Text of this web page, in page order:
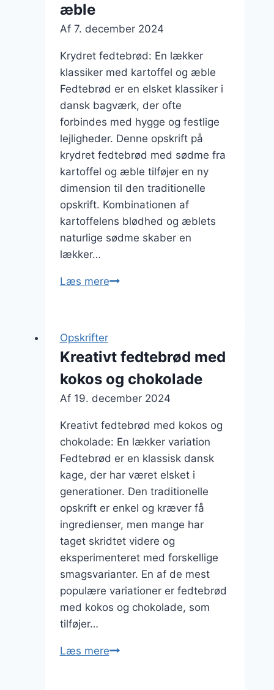
æble
Af 7. december 2024
Krydret fedtebrød: En lækker
klassiker med kartoffel og æble
Fedtebrød er en elsket klassiker i
dansk bagværk, der ofte
forbindes med hygge og festlige
lejligheder. Denne opskrift på
krydret fedtebrød med sødme fra
kartoffel og æble tilføjer en ny
dimension til den traditionelle
opskrift. Kombinationen af
kartoffelens blødhed og æblets
naturlige sødme skaber en
lækker…
Læs mereKrydret
kartoffel
og
æble
Opskrifter
Kreativt fedtebrød med
kokos og chokolade
Af 19. december 2024
Kreativt fedtebrød med kokos og
chokolade: En lækker variation
Fedtebrød er en klassisk dansk
kage, der har været elsket i
generationer. Den traditionelle
opskrift er enkel og kræver få
ingredienser, men mange har
taget skridtet videre og
eksperimenteret med forskellige
smagsvarianter. En af de mest
populære variationer er fedtebrød
med kokos og chokolade, som
tilføjer…
Læs mereKreativt